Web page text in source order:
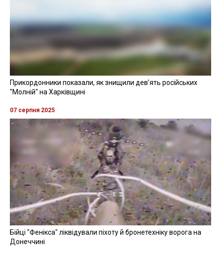
Прикордонники показали, як знищили девʼять російських
"Молній" на Харківщині
07 серпня 2025
Бійці "Фенікса" ліквідували піхоту й бронетехніку ворога на
Донеччині